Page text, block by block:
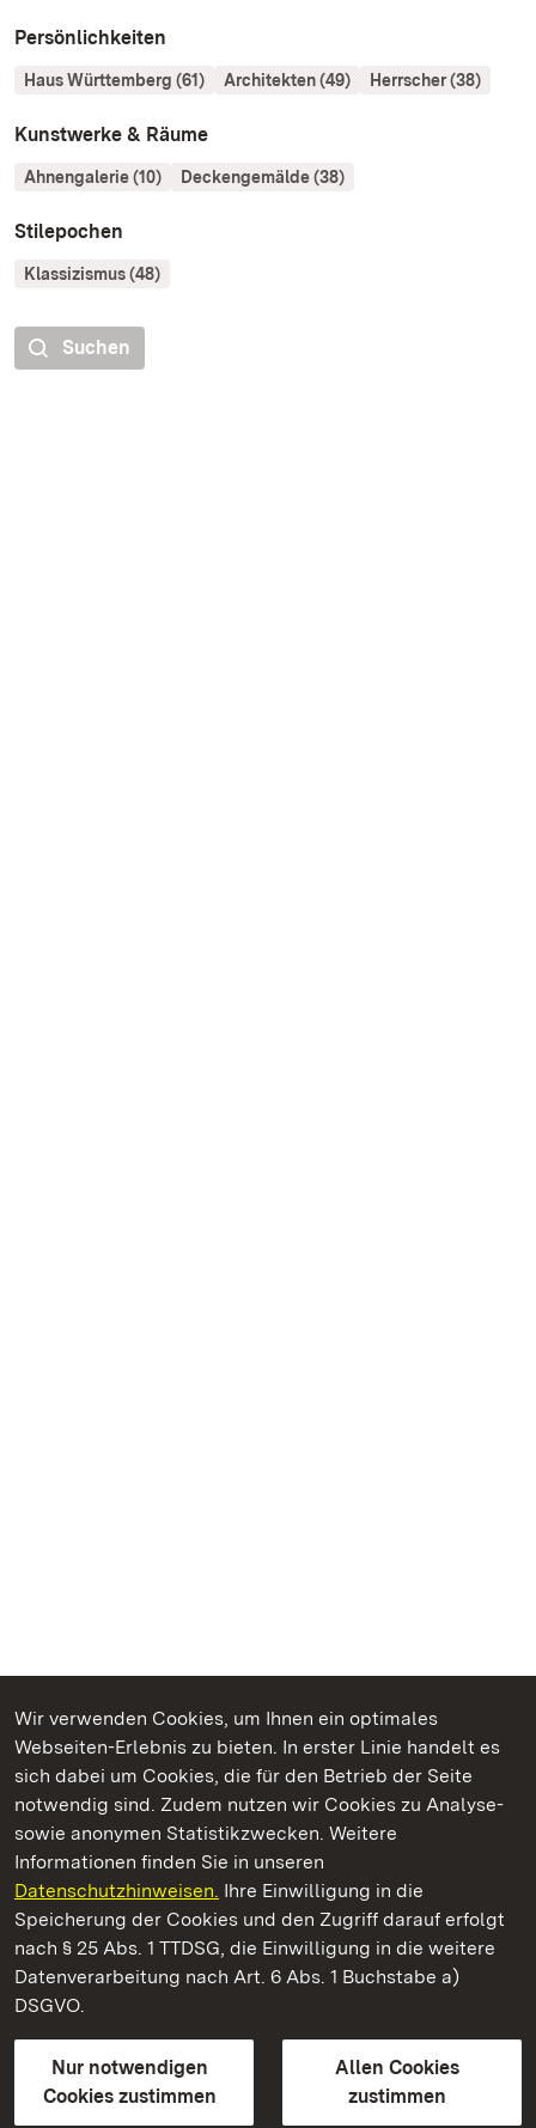
Wir verwenden Cookies, um Ihnen ein optimales
Webseiten-Erlebnis zu bieten. In erster Linie handelt es
sich dabei um Cookies, die für den Betrieb der Seite
notwendig sind. Zudem nutzen wir Cookies zu Analyse-
sowie anonymen Statistikzwecken. Weitere
Informationen finden Sie in unseren
Datenschutzhinweisen. Ihre Einwilligung in die
Speicherung der Cookies und den Zugriff darauf erfolgt
nach § 25 Abs. 1 TTDSG, die Einwilligung in die weitere
Datenverarbeitung nach Art. 6 Abs. 1 Buchstabe a)
DSGVO.
Nur notwendigen
Cookies zustimmen
Allen Cookies
zustimmen
Persönlichkeiten
Haus Württemberg (61) Architekten (49) Herrscher (38)
Kunstwerke & Räume
Ahnengalerie (10) Deckengemälde (38)
Stilepochen
Klassizismus (48)
Suchen
Kommen. Staunen. Genießen.
Residenzschloss Ludwigsburg
Staatliche Schlösser und Gärten Baden-Württemberg
Kontakt
GebärdenspracheLeichte Sprache
Erklärung zur Barrierefreiheit
BITV-konform (geprüfte Seiten)